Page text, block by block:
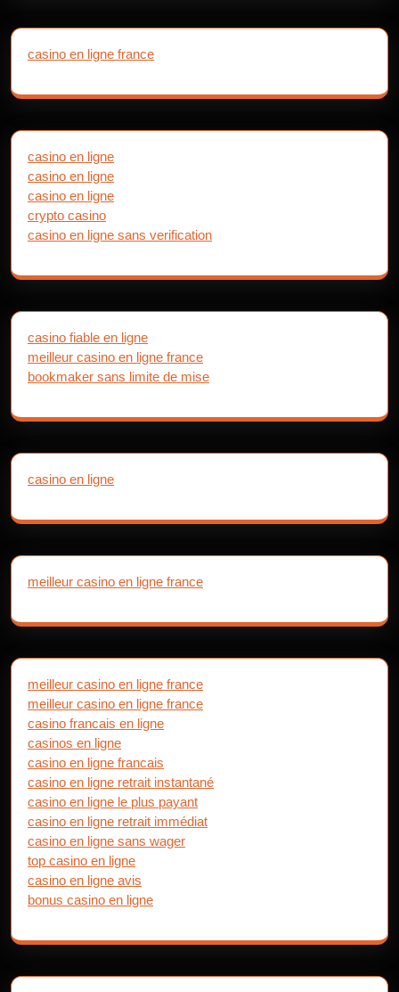
casino en ligne france
casino en ligne
casino en ligne
casino en ligne
crypto casino
casino en ligne sans verification
casino fiable en ligne
meilleur casino en ligne france
bookmaker sans limite de mise
casino en ligne
meilleur casino en ligne france
meilleur casino en ligne france
meilleur casino en ligne france
casino francais en ligne
casinos en ligne
casino en ligne francais
casino en ligne retrait instantané
casino en ligne le plus payant
casino en ligne retrait immédiat
casino en ligne sans wager
top casino en ligne
casino en ligne avis
bonus casino en ligne